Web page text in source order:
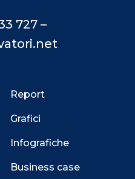
727 –
Report
Grafici
Infografiche
Business case